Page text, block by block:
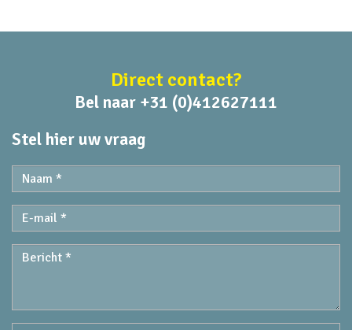
Direct contact?
Bel naar +31 (0)412627111
Stel hier uw vraag